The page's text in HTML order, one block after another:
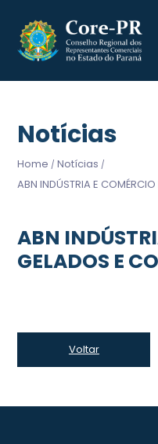
Notícias
Home / Notícias /
ABN INDÚSTRIA E
ABN
GELADOS E
Voltar